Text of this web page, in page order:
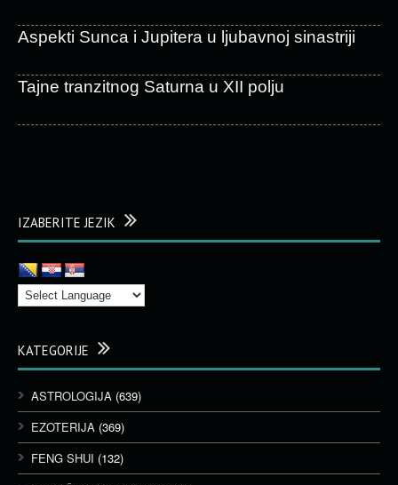
Aspekti Sunca i Jupitera u ljubavnoj sinastriji
Tajne tranzitnog Saturna u XII polju
IZABERITE JEZIK
KATEGORIJE
ASTROLOGIJA (639)
EZOTERIJA (369)
FENG SHUI (132)